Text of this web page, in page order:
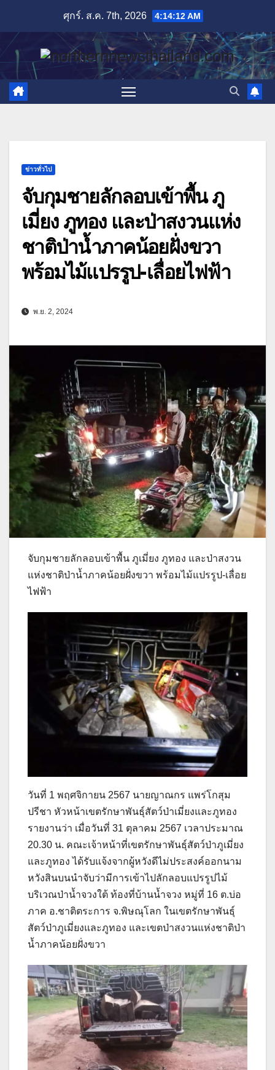
content
ศุกร์. ส.ค. 7th, 2026 4:14:13 AM
ข่าวทั่วไป
จับกุมชายลักลอบเข้าพื้น ภู
เมี่ยง ภูทอง และป่าสงวนแห่ง
ชาติป่าน้ำภาคน้อยฝั่งขวา
พร้อมไม้แปรรูป-เลื่อยไฟฟ้า
พ.ย. 2, 2024
จับกุมชายลักลอบเข้าพื้น ภูเมี่ยง ภูทอง และป่าสงวน
แห่งชาติป่าน้ำภาคน้อยฝั่งขวา พร้อมไม้แปรรูป-เลื่อย
ไฟฟ้า
วันที่ 1 พฤศจิกายน 2567 นายญาณกร แพร่โกสุม
ปรีชา หัวหน้าเขตรักษาพันธุ์สัตว์ป่าเมี่ยงและภูทอง
รายงานว่า เมื่อวันที่ 31 ตุลาคม 2567 เวลาประมาณ
20.30 น. คณะเจ้าหน้าที่เขตรักษาพันธุ์สัตว์ป่าภูเมี่ยง
และภูทอง ได้รับแจ้งจากผู้หวังดีไม่ประสงค์ออกนาม
หวังสินบนนำจับว่ามีการเข้าไปลักลอบแปรรูปไม้
บริเวณป่าน้ำจวงใต้ ท้องที่บ้านน้ำจวง หมู่ที่ 16 ต.บ่อ
ภาค อ.ชาติตระการ จ.พิษณุโลก ในเขตรักษาพันธุ์
สัตว์ป่าภูเมี่ยงและภูทอง และเขตป่าสงวนแห่งชาติป่า
น้ำภาคน้อยฝั่งขวา